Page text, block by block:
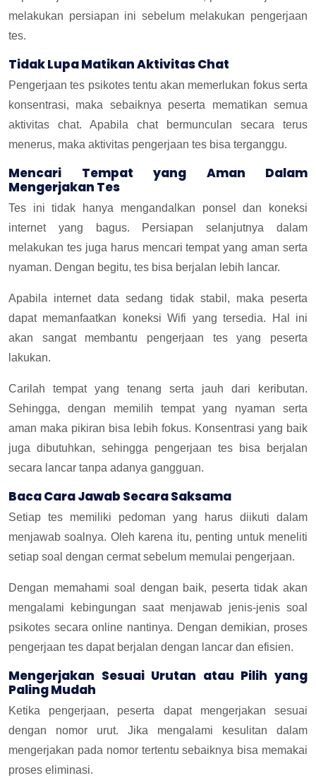
melakukan persiapan ini sebelum melakukan pengerjaan
tes.
Tidak Lupa Matikan Aktivitas Chat
Pengerjaan tes psikotes tentu akan memerlukan fokus serta
konsentrasi, maka sebaiknya peserta mematikan semua
aktivitas chat. Apabila chat bermunculan secara terus
menerus, maka aktivitas pengerjaan tes bisa terganggu.
Mencari Tempat yang Aman Dalam
Mengerjakan Tes
Tes ini tidak hanya mengandalkan ponsel dan koneksi
internet yang bagus. Persiapan selanjutnya dalam
melakukan tes juga harus mencari tempat yang aman serta
nyaman. Dengan begitu, tes bisa berjalan lebih lancar.
Apabila internet data sedang tidak stabil, maka peserta
dapat memanfaatkan koneksi Wifi yang tersedia. Hal ini
akan sangat membantu pengerjaan tes yang peserta
lakukan.
Carilah tempat yang tenang serta jauh dari keributan.
Sehingga, dengan memilih tempat yang nyaman serta
aman maka pikiran bisa lebih fokus. Konsentrasi yang baik
juga dibutuhkan, sehingga pengerjaan tes bisa berjalan
secara lancar tanpa adanya gangguan.
Baca Cara Jawab Secara Saksama
Setiap tes memiliki pedoman yang harus diikuti dalam
menjawab soalnya. Oleh karena itu, penting untuk meneliti
setiap soal dengan cermat sebelum memulai pengerjaan.
Dengan memahami soal dengan baik, peserta tidak akan
mengalami kebingungan saat menjawab jenis-jenis soal
psikotes secara online nantinya. Dengan demikian, proses
pengerjaan tes dapat berjalan dengan lancar dan efisien.
Mengerjakan Sesuai Urutan atau Pilih yang
Paling Mudah
Ketika pengerjaan, peserta dapat mengerjakan sesuai
dengan nomor urut. Jika mengalami kesulitan dalam
mengerjakan pada nomor tertentu sebaiknya bisa memakai
proses eliminasi.